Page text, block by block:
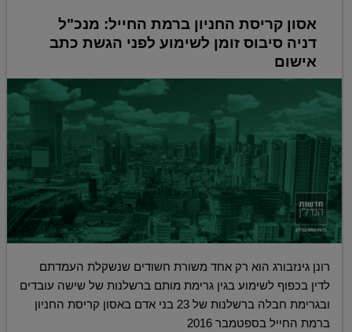
אסון קריסת החניון ברמת החייל: מנכ"ל
דניה סיבוס זומן לשימוע לפני הגשת כתב
אישום
רונן גינזבורג הוא רק אחד משורת חשודים שנשקלת העמדתם
לדין בכפוף לשימוע בגין גרימת מותם ברשלנות של שישה עובדים
ובגרימת חבלה ברשלנות של 23 בני אדם באסון קריסת החניון
ברמת החייל בספטמבר 2016